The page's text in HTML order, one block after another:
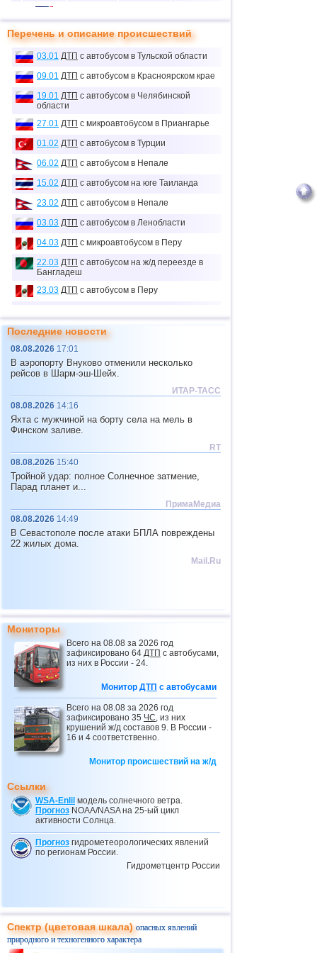
11 1 16
12 2 32 65
13 5 51 34
14
15 3 61 26
17
1 35 30
18 1 0
19
20
Перечень и описание происшествий
03.01 ДТП с автобусом в Тульской области
09.01 ДТП с автобусом в Красноярском крае
19.01 ДТП с автобусом в Челябинской
области
27.01 ДТП с микроавтобусом в Приангарье
01.02 ДТП с автобусом в Турции
06.02 ДТП с автобусом в Непале
15.02 ДТП с автобусом на юге Таиланда
23.02 ДТП с автобусом в Непале
03.03 ДТП с автобусом в Ленобласти
04.03 ДТП с микроавтобусом в Перу
22.03 ДТП с автобусом на ж/д переезде в
Бангладеш
23.03 ДТП с автобусом в Перу
26.03 ДТПс автобусом в Бангладеш
26.03 ДТПс автобусом на юге Индии
28.03 ДТП с микроавтобусом на севере
Индии
28.03 ДТПс автобусом в Теннесси
30.03 ДТПс микроавтобусом в Ингушетии
03.04
ДТП
04.04 ДТПс автобусом в Турции
04.04 ДТП
Филиппин
05.04 ДТПс автобусом в Индии
05.04 ДТП с автобусом в Казахстане
17.04
20.04 ДТПс микроавтобусом в Ленобласти
24.04 ДТП
29.04
ДТПс микроавтобусом на юге Перу
30.04
01.05 ДТП
с автобусом в Намибии
04.05 ДТПс автобусом в Мексике
06.05
ДТПс автобусом на юге Суматры
06.05
09.05
11.05 ДТПс микроавтобусом на севере
Пакистана
17.05
23.05 ДТПс автобусом в Турции
28.05Столкновение автобусов в Татарстане
31.05 ДТПс автобусом в Турции
Последние новости
08.08.2026 17:01
В аэропорту Внуково отменили несколько
рейсов в Шарм-эш-Шейх.
ИТАР-ТАСС
08.08.2026 14:16
Яхта с мужчиной на борту села на мель в
Финском заливе.
RT
08.08.2026 15:40
Тройной удар: полное Солнечное затмение,
Парад планет и...
ПримаМедиа
08.08.2026 14:49
В Севастополе после атаки БПЛА повреждены
22 жилых дома.
Mail.Ru
Мониторы
Всего на 08.08 за 2026 год
зафиксировано 64 ДТП с автобусами,
из них в России - 24.
Монитор ДТП с автобусами
Всего на 08.08 за 2026 год
зафиксировано 35 ЧС, из них
крушений ж/д составов 9. В России -
16 и 4 соответственно.
Монитор происшествий на ж/д
Ссылки
WSA-Enlil модель солнечного ветра.
Прогноз NOAA/NASA на 25-ый цикл
активности Солнца.
Прогноз гидрометеорологических явлений
по регионам России.
Гидрометцентр России
Спектр (цветовая шкала)опасных явлений
природного и техногенного характера